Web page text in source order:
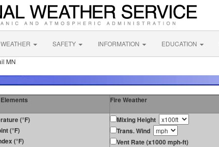
SAFETY INFORMATION EDUCATION
MN
Fire Weather
(°F)
(°F)
(°F)
Mixing Height
Trans. Wind
Vent Rate (x1000 mph-ft)